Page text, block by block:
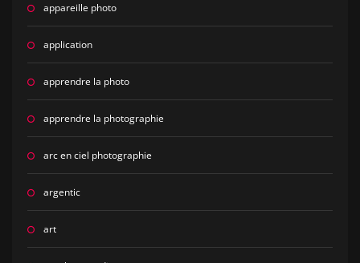
appareille photo
application
apprendre la photo
apprendre la photographie
arc en ciel photographie
argentic
art